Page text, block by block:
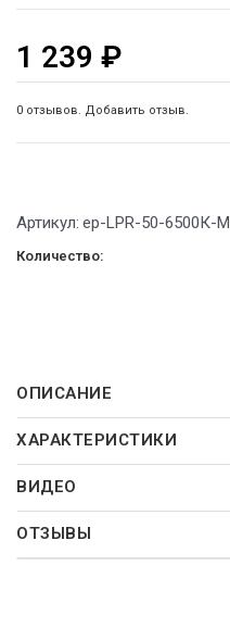
1 239 ₽
0 отзывов. Добавить отзыв.
Артикул: ep-LPR-50-6500К-М
Количество:
ОПИСАНИЕ
ХАРАКТЕРИСТИКИ
ВИДЕО
ОТЗЫВЫ